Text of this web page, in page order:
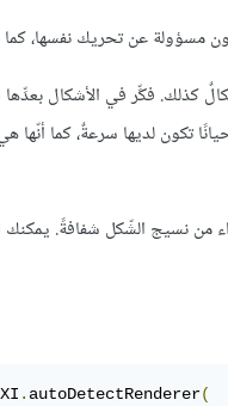
مسؤولة عن تحريك نفسها،
كذلك. فكِّر في الأشكال
تكون لديها سرعةٌ، كما أنّها
. autoDetectRenderer(